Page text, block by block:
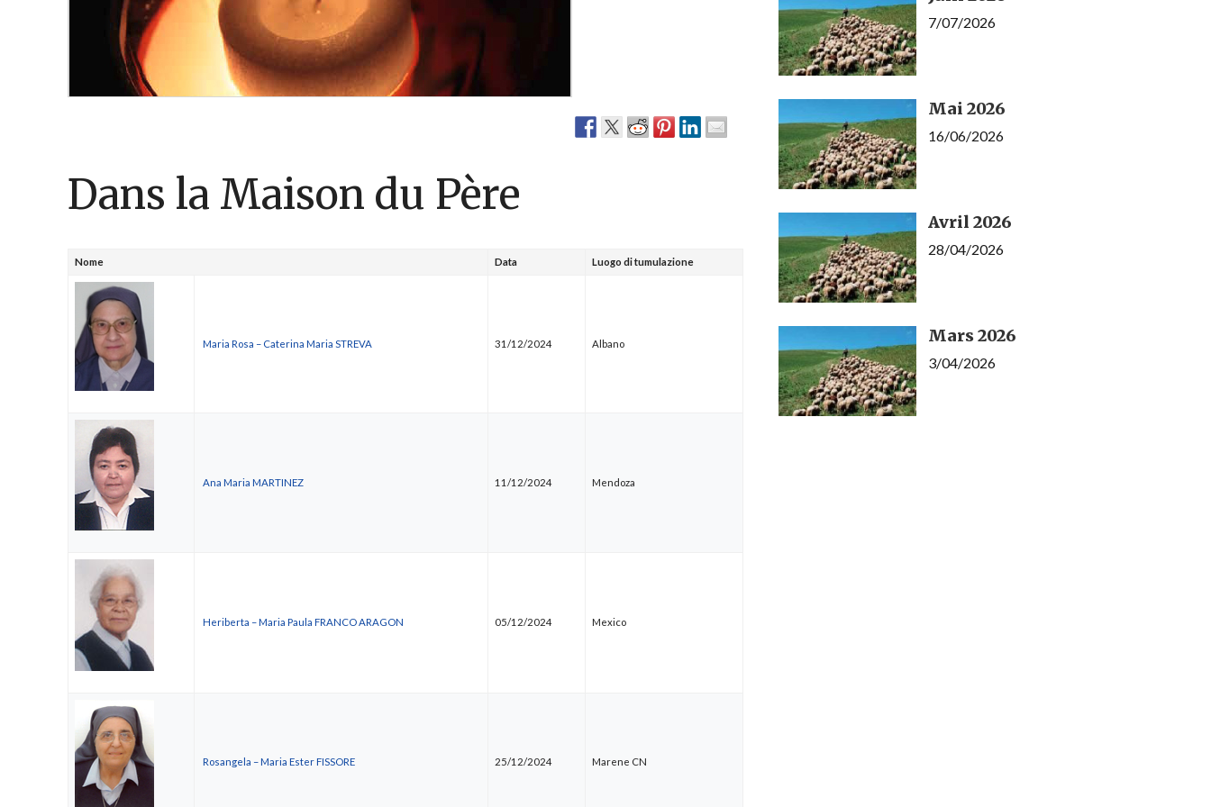
San Lorenzo di Fossano
Susa
Dans la Maison du Père
Nome Data Luogo di tumulazione
Maria Rosa – Caterina Maria STREVA 31/12/2024 Albano
Ana Maria MARTINEZ 11/12/2024 Mendoza
Heriberta – Maria Paula FRANCO ARAGON 05/12/2024 Mexico
Rosangela – Maria Ester FISSORE 25/12/2024 Marene CN
7/07/2026
Mai 2026
16/06/2026
Avril 2026
28/04/2026
Mars 2026
3/04/2026